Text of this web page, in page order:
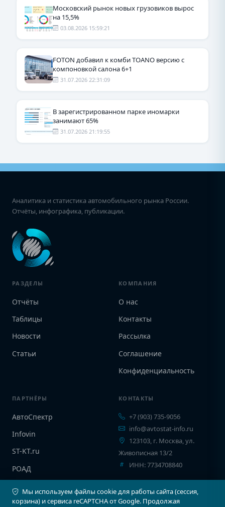
Московский рынок новых грузовиков вырос
на 15,5%
03.08.2026 15:59:21
FOTON добавил к комби TOANO версию с
компоновкой салона 6+1
31.07.2026 22:31:09
В зарегистрированном парке иномарки
занимают 65%
31.07.2026 21:19:55
Аналитика и статистика автомобильного рынка России.
Отчёты, инфографика, публикации.
РАЗДЕЛЫ
Отчёты
Таблицы
Новости
Статьи
КОМПАНИЯ
О нас
Контакты
Рассылка
Соглашение
Конфиденциальность
ПАРТНЁРЫ
АвтоСпектр
Infovin
ST-KT.ru
РОАД
КОНТАКТЫ
+7 (903) 735-9056
info@avtostat-info.ru
123103, г. Москва, ул.
Живописная 13/2
ИНН: 7734708840
Мы используем файлы cookie для работы сайта (сессия,
корзина) и сервиса reCAPTCHA от Google. Продолжая